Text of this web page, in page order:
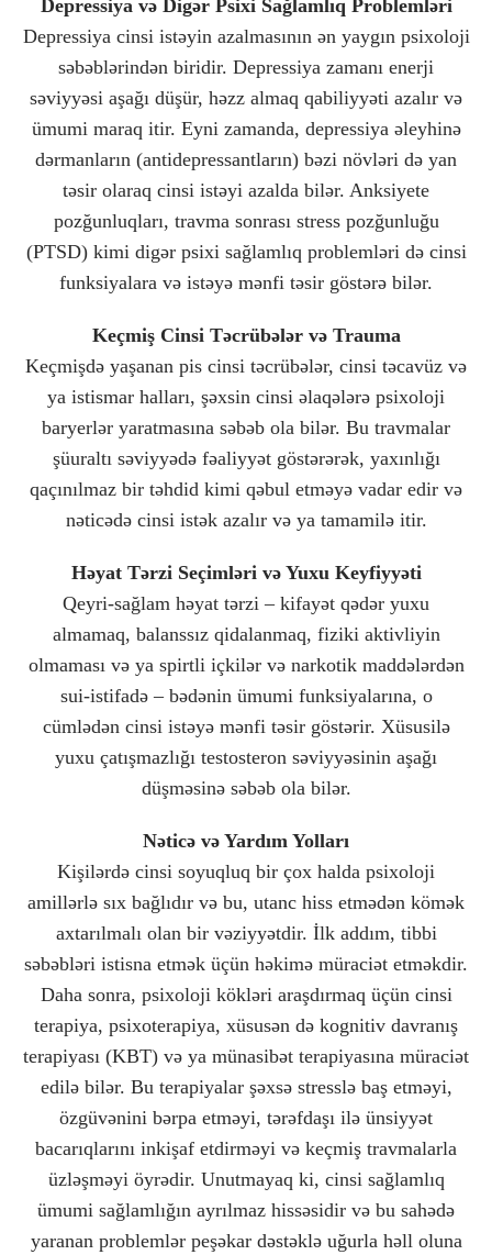
Depressiya və Digər Psixi Sağlamlıq Problemləri
Depressiya cinsi istəyin azalmasının ən yaygın psixoloji
səbəblərindən biridir. Depressiya zamanı enerji
səviyyəsi aşağı düşür, həzz almaq qabiliyyəti azalır və
ümumi maraq itir. Eyni zamanda, depressiya əleyhinə
dərmanların (antidepressantların) bəzi növləri də yan
təsir olaraq cinsi istəyi azalda bilər. Anksiyete
pozğunluqları, travma sonrası stress pozğunluğu
(PTSD) kimi digər psixi sağlamlıq problemləri də cinsi
funksiyalara və istəyə mənfi təsir göstərə bilər.
Keçmiş Cinsi Təcrübələr və Trauma
Keçmişdə yaşanan pis cinsi təcrübələr, cinsi təcavüz və
ya istismar halları, şəxsin cinsi əlaqələrə psixoloji
baryerlər yaratmasına səbəb ola bilər. Bu travmalar
şüuraltı səviyyədə fəaliyyət göstərərək, yaxınlığı
qaçınılmaz bir təhdid kimi qəbul etməyə vadar edir və
nəticədə cinsi istək azalır və ya tamamilə itir.
Həyat Tərzi Seçimləri və Yuxu Keyfiyyəti
Qeyri-sağlam həyat tərzi – kifayət qədər yuxu
almamaq, balanssız qidalanmaq, fiziki aktivliyin
olmaması və ya spirtli içkilər və narkotik maddələrdən
sui-istifadə – bədənin ümumi funksiyalarına, o
cümlədən cinsi istəyə mənfi təsir göstərir. Xüsusilə
yuxu çatışmazlığı testosteron səviyyəsinin aşağı
düşməsinə səbəb ola bilər.
Nəticə və Yardım Yolları
Kişilərdə cinsi soyuqluq bir çox halda psixoloji
amillərlə sıx bağlıdır və bu, utanc hiss etmədən kömək
axtarılmalı olan bir vəziyyətdir. İlk addım, tibbi
səbəbləri istisna etmək üçün həkimə müraciət etməkdir.
Daha sonra, psixoloji kökləri araşdırmaq üçün cinsi
terapiya, psixoterapiya, xüsusən də kognitiv davranış
terapiyası (KBT) və ya münasibət terapiyasına müraciət
edilə bilər. Bu terapiyalar şəxsə stresslə baş etməyi,
özgüvənini bərpa etməyi, tərəfdaşı ilə ünsiyyət
bacarıqlarını inkişaf etdirməyi və keçmiş travmalarla
üzləşməyi öyrədir. Unutmayaq ki, cinsi sağlamlıq
ümumi sağlamlığın ayrılmaz hissəsidir və bu sahədə
yaranan problemlər peşəkar dəstəklə uğurla həll oluna